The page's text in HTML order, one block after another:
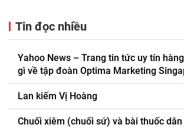
Tin đọc nhiều
Yahoo News – Trang tin tức uy tín
gì về tập đoàn Optima Marketing
Lan kiếm Vị Hoàng
Chuối xiêm (chuối sứ) và bài thuốc